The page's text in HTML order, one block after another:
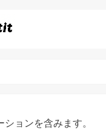
ョンを含みます。